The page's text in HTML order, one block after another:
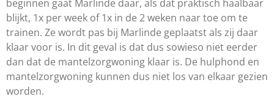
beginnen gaat Marlinde daar, als dat praktisch haalbaar
blijkt, 1x per week of 1x in de 2 weken naar toe om te
trainen. Ze wordt pas bij Marlinde geplaatst als zij daar
klaar voor is. In dit geval is dat dus sowieso niet eerder
dan dat de mantelzorgwoning klaar is. De hulphond en
mantelzorgwoning kunnen dus niet los van elkaar gezien
worden.